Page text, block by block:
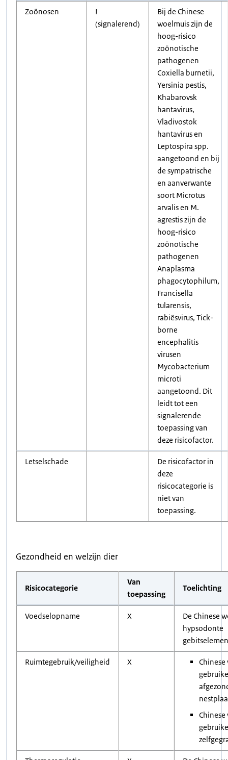
Zoönosen
!
(signalerend)
Bij de Chinese
woelmuis zijn de
hoog-risico
zoönotische
pathogenen
Coxiella burnetii,
Yersinia pestis,
Khabarovsk
hantavirus,
Vladivostok
hantavirus en
Leptospira spp.
aangetoond en bij
de sympatrische
en aanverwante
soort Microtus
arvalis en M.
agrestis zijn de
hoog-risico
zoönotische
pathogenen
Anaplasma
phagocytophilum,
Francisella
tularensis,
rabiësvirus, Tick-
borne
encephalitis
virusen
Mycobacterium
microti
aangetoond. Dit
leidt tot een
signalerende
toepassing van
deze risicofactor.
Letselschade
De risicofactor in
deze
risicocategorie is
niet van
toepassing.
Gezondheid en welzijn dier
Risicocategorie
Van
toepassing
Toelichting
Voedselopname X
De Chinese
hypsodonte
Ruimtegebruik/veiligheid X